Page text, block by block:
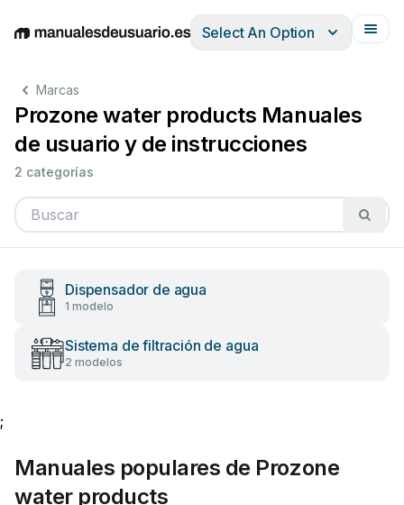
EnglishDeutschEspañolItalianoFrançais
Select An Option
Marcas
Prozone water products Manuales
de usuario y de instrucciones
2 categorías
Dispensador de agua
1 modelo
Sistema de filtración de agua
2 modelos
;
Manuales populares de Prozone
water products